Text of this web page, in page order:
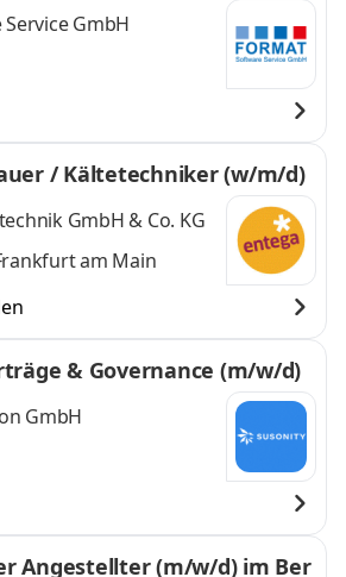
GmbH
/ Kältetechniker (w/m/d)
GmbH & Co. KG
am Main
& Governance (m/w/d)
GmbH
Angestellter (m/w/d) im Ber